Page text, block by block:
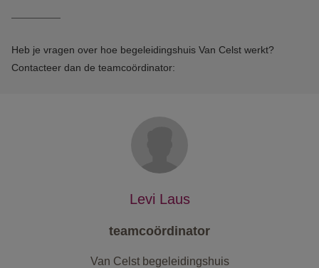
Heb je vragen over hoe begeleidingshuis Van Celst werkt?
Contacteer dan de teamcoördinator:
Levi Laus
teamcoördinator
Van Celst begeleidingshuis